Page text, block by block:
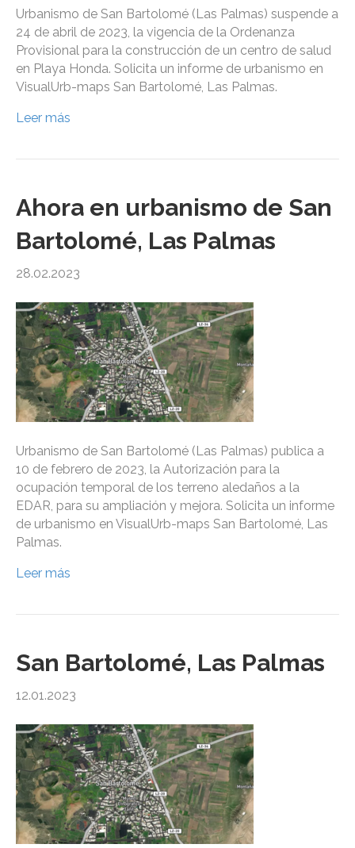
Urbanismo de San Bartolomé (Las Palmas) suspende a
24 de abril de 2023, la vigencia de la Ordenanza
Provisional para la construcción de un centro de salud
en Playa Honda. Solicita un informe de urbanismo en
VisualUrb-maps San Bartolomé, Las Palmas.
Leer más
Ahora en urbanismo de San
Bartolomé, Las Palmas
28.02.2023
Urbanismo de San Bartolomé (Las Palmas) publica a
10 de febrero de 2023, la Autorización para la
ocupación temporal de los terreno aledaños a la
EDAR, para su ampliación y mejora. Solicita un informe
de urbanismo en VisualUrb-maps San Bartolomé, Las
Palmas.
Leer más
San Bartolomé, Las Palmas
12.01.2023